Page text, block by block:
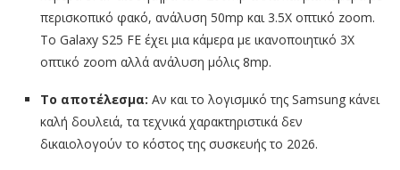
περισκοπικό φακό, ανάλυση 50mp και 3.5Χ οπτικό zoom.
Το Galaxy S25 FE έχει μια κάμερα με ικανοποιητικό 3Χ
οπτικό zoom αλλά ανάλυση μόλις 8mp.
Το αποτέλεσμα: Αν και το λογισμικό της Samsung κάνει
καλή δουλειά, τα τεχνικά χαρακτηριστικά δεν
δικαιολογούν το κόστος της συσκευής το 2026.